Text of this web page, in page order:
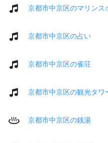
京都市中京区のマリンス
京都市中京区の占い
京都市中京区の雀荘
京都市中京区の観光タワ
京都市中京区の銭湯